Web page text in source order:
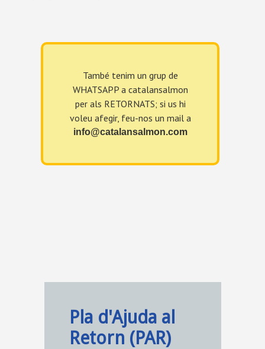
També tenim un grup de
WHATSAPP a catalansalmon
per als RETORNATS; si us hi
voleu afegir, feu-nos un mail a
info@catalansalmon.com
Pla d'Ajuda al
Retorn (PAR)